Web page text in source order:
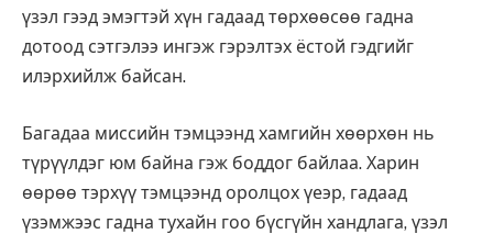
үзэл гээд эмэгтэй хүн гадаад төрхөөсөө гадна
дотоод сэтгэлээ ингэж гэрэлтэх ёстой гэдгийг
илэрхийлж байсан.
Багадаа миссийн тэмцээнд хамгийн хөөрхөн нь
түрүүлдэг юм байна гэж боддог байлаа. Харин
өөрөө тэрхүү тэмцээнд оролцох үеэр, гадаад
үзэмжээс гадна тухайн гоо бүсгүйн хандлага, үзэл